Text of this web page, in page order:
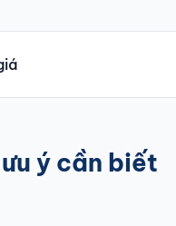
ý cần biết